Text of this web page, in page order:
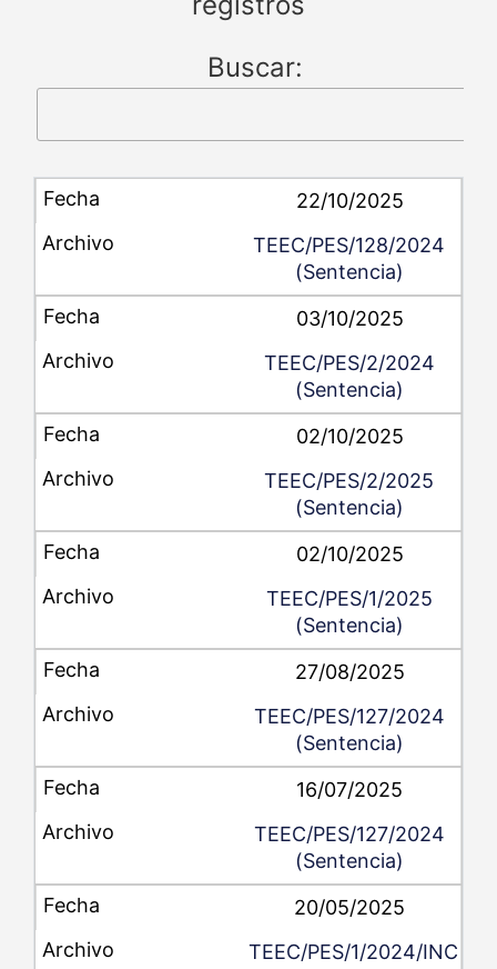
Buscar:
22/10/2025
TEEC/PES/128/2024
(Sentencia)
03/10/2025
TEEC/PES/2/2024
(Sentencia)
02/10/2025
TEEC/PES/2/2025
(Sentencia)
02/10/2025
TEEC/PES/1/2025
(Sentencia)
27/08/2025
TEEC/PES/127/2024
(Sentencia)
16/07/2025
TEEC/PES/127/2024
(Sentencia)
20/05/2025
TEEC/PES/1/2024/INC